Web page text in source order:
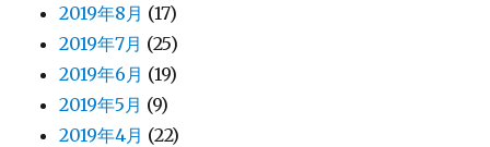
2019年8月 (17)
2019年7月 (25)
2019年6月 (19)
2019年5月 (9)
2019年4月 (22)